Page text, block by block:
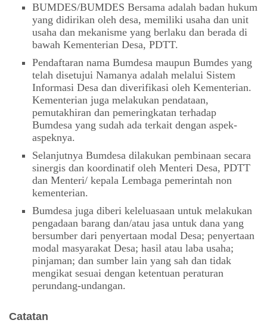
BUMDES/BUMDES Bersama adalah badan hukum
yang didirikan oleh desa, memiliki usaha dan unit
usaha dan mekanisme yang berlaku dan berada di
bawah Kementerian Desa, PDTT.
Pendaftaran nama Bumdesa maupun Bumdes yang
telah disetujui Namanya adalah melalui Sistem
Informasi Desa dan diverifikasi oleh Kementerian.
Kementerian juga melakukan pendataan,
pemutakhiran dan pemeringkatan terhadap
Bumdesa yang sudah ada terkait dengan aspek-
aspeknya.
Selanjutnya Bumdesa dilakukan pembinaan secara
sinergis dan koordinatif oleh Menteri Desa, PDTT
dan Menteri/ kepala Lembaga pemerintah non
kementerian.
Bumdesa juga diberi keleluasaan untuk melakukan
pengadaan barang dan/atau jasa untuk dana yang
bersumber dari penyertaan modal Desa; penyertaan
modal masyarakat Desa; hasil atau laba usaha;
pinjaman; dan sumber lain yang sah dan tidak
mengikat sesuai dengan ketentuan peraturan
perundang-undangan.
Catatan